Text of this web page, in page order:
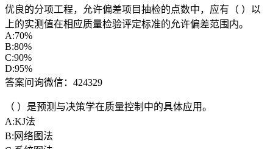
优良的分项工程，允许偏差项目抽检的点数中，应有（ ）以
上的实测值在相应质量检验评定标准的允许偏差范围内。
A:70%
B:80%
C:90%
D:95%
答案问询微信：424329
（ ）是预测与决策学在质量控制中的具体应用。
A:KJ法
B:网络图法